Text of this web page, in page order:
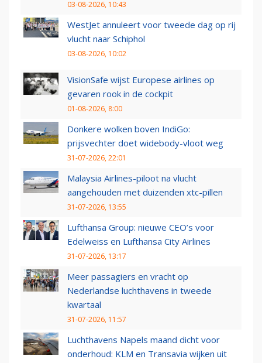
03-08-2026, 10:43
WestJet annuleert voor tweede dag op rij
vlucht naar Schiphol
03-08-2026, 10:02
VisionSafe wijst Europese airlines op
gevaren rook in de cockpit
01-08-2026, 8:00
Donkere wolken boven IndiGo:
prijsvechter doet widebody-vloot weg
31-07-2026, 22:01
Malaysia Airlines-piloot na vlucht
aangehouden met duizenden xtc-pillen
31-07-2026, 13:55
Lufthansa Group: nieuwe CEO’s voor
Edelweiss en Lufthansa City Airlines
31-07-2026, 13:17
Meer passagiers en vracht op
Nederlandse luchthavens in tweede
kwartaal
31-07-2026, 11:57
Luchthavens Napels maand dicht voor
onderhoud: KLM en Transavia wijken uit